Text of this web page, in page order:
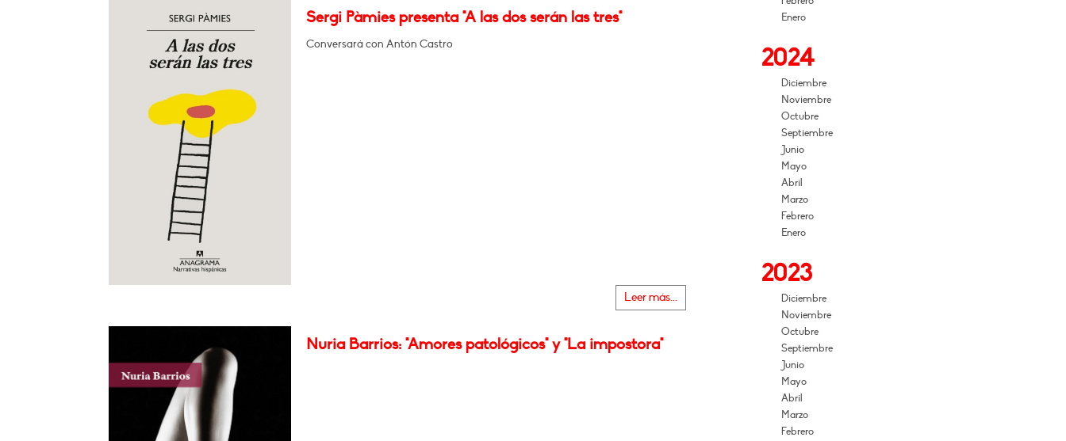
Sergi Pàmies presenta "A las dos serán las tres"
Conversará con Antón Castro
Leer más...
Nuria Barrios: "Amores patológicos" y "La impostora"
Enero
2024
Diciembre
Noviembre
Octubre
Septiembre
Junio
Mayo
Abril
Marzo
Febrero
Enero
2023
Diciembre
Noviembre
Octubre
Septiembre
Junio
Mayo
Abril
Marzo
Febrero